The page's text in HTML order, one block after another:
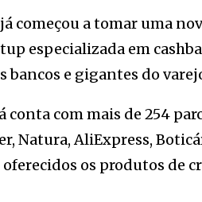
começou a tomar uma
especializada em
e gigantes do
conta com mais de 254
Natura, AliExpress,
oferecidos os produtos de